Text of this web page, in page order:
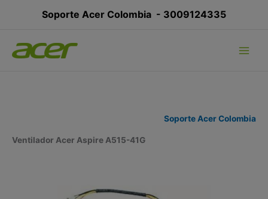
Soporte Acer Colombia - 3009124335
Soporte Acer Colombia
Ventilador Acer Aspire A515-41G